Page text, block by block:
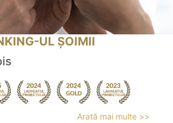
UL ȘOIMII
Arată mai multe >>